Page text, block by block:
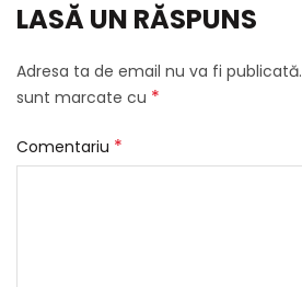
LASĂ UN RĂSPUNS
Adresa ta de email nu va fi publicată.
sunt marcate cu *
Comentariu *